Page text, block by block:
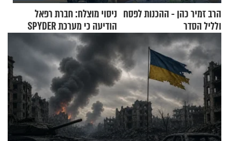
הרב זמיר כהן - ההכנות לפסח
ולליל הסדר
ניסוי מוצלח: חברת רפאל
הודיעה כי מערכת SPYDER
הצליחה ליירט כטב"ם